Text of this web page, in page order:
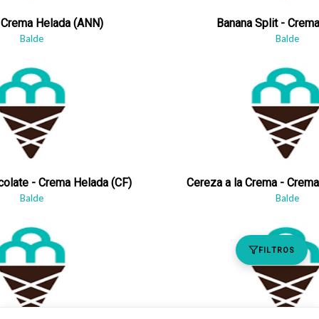
FILTROS
Helada (ANN)
Balde
Banana Split -
Balde
- Crema Helada (CF)
Balde
Cereza a la Crema -
Balde